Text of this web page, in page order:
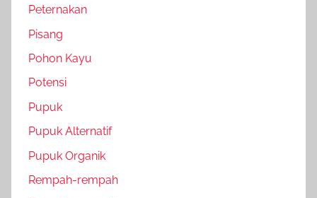
Peternakan
Pisang
Pohon Kayu
Potensi
Pupuk
Pupuk Alternatif
Pupuk Organik
Rempah-rempah